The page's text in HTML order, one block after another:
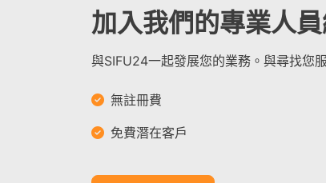
加入我們的專業人
與SIFU24一起發展您的業務。與尋找您
無註冊費
免費潛在客戶